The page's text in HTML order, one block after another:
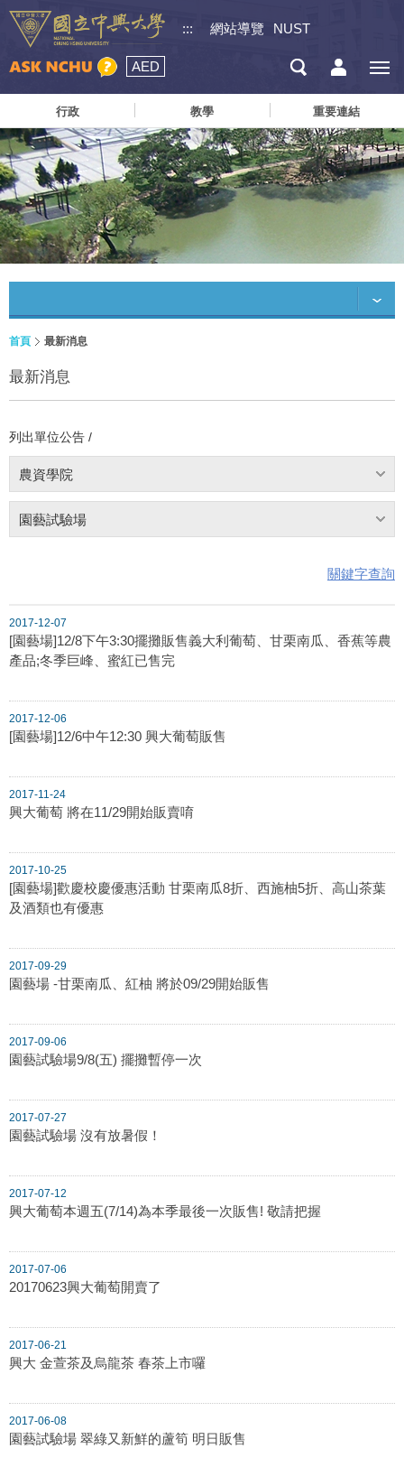
::: 網站導覽 NUST
AED
行政 教學 重要連結
首頁 最新消息
最新消息
列出單位公告 /
農資學院
園藝試驗場
關鍵字查詢
2017-12-07
[園藝場]12/8下午3:30擺攤販售義大利葡萄、甘栗南瓜、香蕉等農
產品;冬季巨峰、蜜紅已售完
2017-12-06
[園藝場]12/6中午12:30 興大葡萄販售
2017-11-24
興大葡萄 將在11/29開始販賣唷
2017-10-25
[園藝場]歡慶校慶優惠活動 甘栗南瓜8折、西施柚5折、高山茶葉
及酒類也有優惠
2017-09-29
園藝場 -甘栗南瓜、紅柚 將於09/29開始販售
2017-09-06
園藝試驗場9/8(五) 擺攤暫停一次
2017-07-27
園藝試驗場 沒有放暑假！
2017-07-12
興大葡萄本週五(7/14)為本季最後一次販售! 敬請把握
2017-07-06
20170623興大葡萄開賣了
2017-06-21
興大 金萱茶及烏龍茶 春茶上市囉
2017-06-08
園藝試驗場 翠綠又新鮮的蘆筍 明日販售